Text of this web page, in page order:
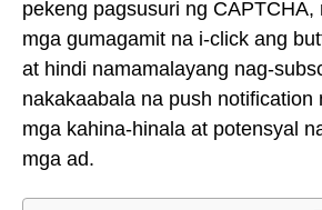
pekeng pagsusuri ng CAPTCHA,
mga gumagamit na i-click ang
at hindi namamalayang nag-
nakakaabala na push notification
mga kahina-hinala at potensyal
mga ad.